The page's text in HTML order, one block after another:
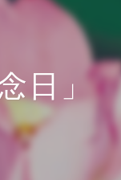
横書き用
御祈念帳
オーダーメイド
日」